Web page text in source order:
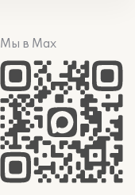
Мы в Max